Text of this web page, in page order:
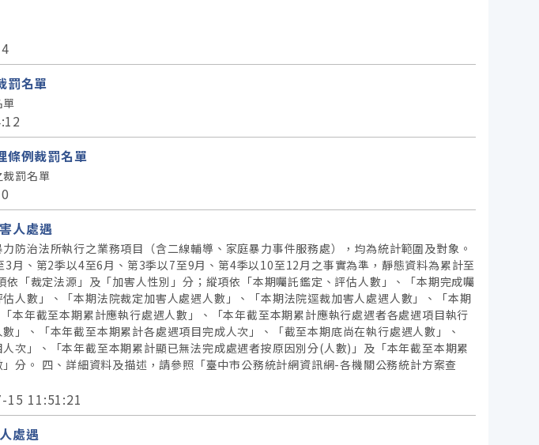
罰名單
條例裁罰名單
罰名單
人處遇
防治法所執行之業務項目（含二線輔導、家庭暴力事件服務處），均為統計範圍及對象。
月、第2季以4至6月、第3季以7至9月、第4季以10至12月之事實為準，靜態資料為累計至
「裁定法源」及「加害人性別」分；縱項依「本期囑託鑑定、評估人數」、「本期完成囑
人數」、「本期法院裁定加害人處遇人數」、「本期法院逕裁加害人處遇人數」、「本期
本年截至本期累計應執行處遇人數」、「本年截至本期累計應執行處遇者各處遇項目執行
」、「本年截至本期累計各處遇項目完成人次」、「截至本期底尚在執行處遇人數」、
人次」、「本年截至本期累計顯已無法完成處遇者按原因別分(人數)」及「本年截至本期累
分。 四、詳細資料及描述，請參照「臺中市公務統計網資訊網-各機關公務統計方案查
15 11:51:21
處遇